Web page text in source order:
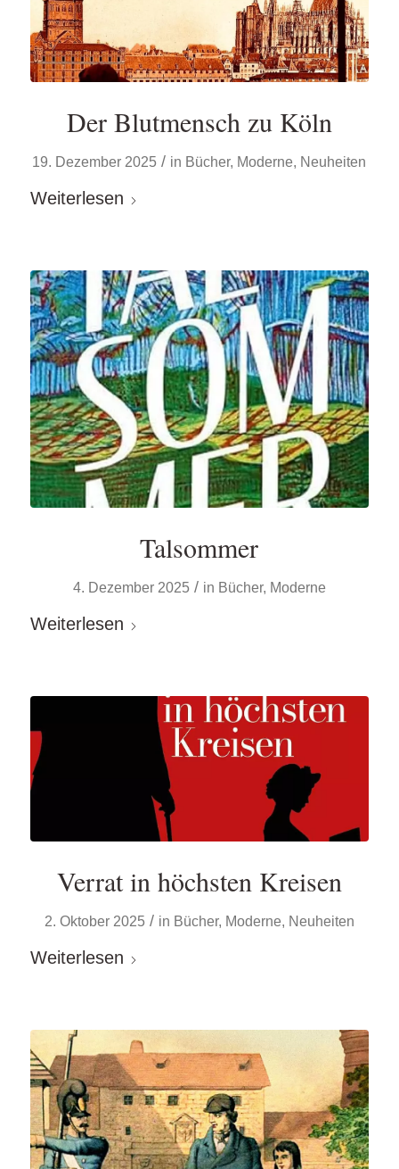
Der Blutmensch zu Köln
19. Dezember 2025 / in Bücher, Moderne, Neuheiten
Weiterlesen
Talsommer
4. Dezember 2025 / in Bücher, Moderne
Weiterlesen
Verrat in höchsten Kreisen
2. Oktober 2025 / in Bücher, Moderne, Neuheiten
Weiterlesen